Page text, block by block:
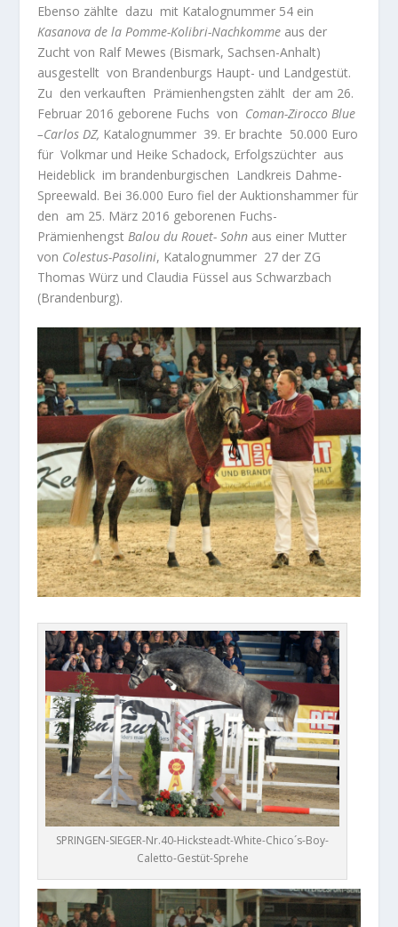
Ebenso zählte dazu mit Katalognummer 54 ein
Kasanova de la Pomme-Kolibri-Nachkomme aus der
Zucht von Ralf Mewes (Bismark, Sachsen-Anhalt)
ausgestellt von Brandenburgs Haupt- und Landgestüt.
Zu den verkauften Prämienhengsten zählt der am 26.
Februar 2016 geborene Fuchs von Coman-Zirocco Blue
–Carlos DZ, Katalognummer 39. Er brachte 50.000 Euro
für Volkmar und Heike Schadock, Erfolgszüchter aus
Heideblick im brandenburgischen Landkreis Dahme-
Spreewald. Bei 36.000 Euro fiel der Auktionshammer für
den am 25. März 2016 geborenen Fuchs-
Prämienhengst Balou du Rouet- Sohn aus einer Mutter
von Colestus-Pasolini, Katalognummer 27 der ZG
Thomas Würz und Claudia Füssel aus Schwarzbach
(Brandenburg).
SPRINGEN-SIEGER-Nr.40-Hicksteadt-White-Chico´s-Boy-
Caletto-Gestüt-Sprehe